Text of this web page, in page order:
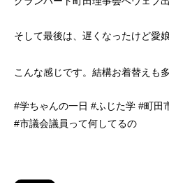
そして最後は、遅くなったけど愛
こんな感じです。結構お着替えも
#学ちゃんの一日 #ふじた学 #町田
#市議会議員って何してるの